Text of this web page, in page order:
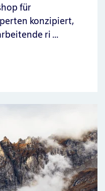
für
konzipiert,
ri …